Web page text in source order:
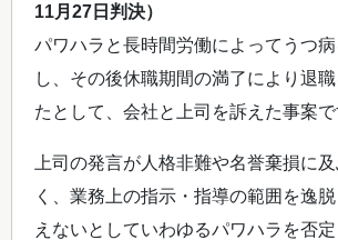
11月27日判決）
パワハラと長時間労働によってうつ
し、その後休職期間の満了により退
たとして、会社と上司を訴えた事案で
上司の発言が人格非難や名誉棄損に
く、業務上の指示・指導の範囲を逸
えないとしていわゆるパワハラを否定